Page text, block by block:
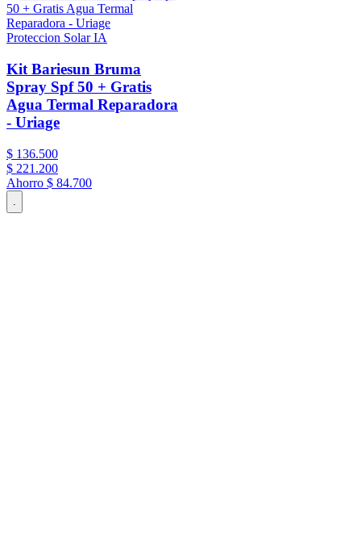
Proteccion Solar IA
Kit Bariesun Bruma
Spray Spf 50 + Gratis
Agua Termal Reparadora
- Uriage
$ 136.500
$ 221 .200
Ahorro $ 84.700
.